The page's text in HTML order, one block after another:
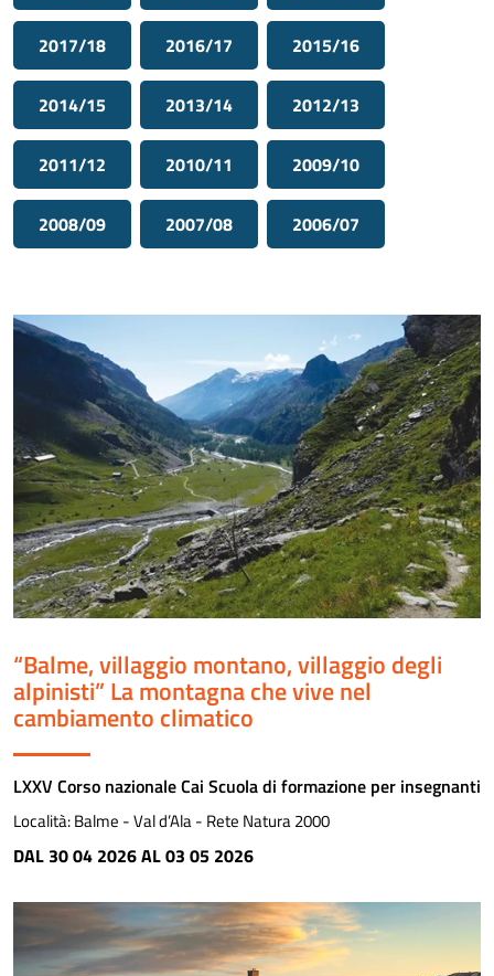
2017/18 2016/17 2015/16
2014/15 2013/14 2012/13
2011/12 2010/11 2009/10
2008/09 2007/08 2006/07
“Balme, villaggio montano, villaggio degli
alpinisti” La montagna che vive nel
cambiamento climatico
LXXV Corso nazionale Cai Scuola di formazione per insegnanti
Località:Balme - Val d’Ala - Rete Natura 2000
DAL 30 04 2026 AL 03 05 2026